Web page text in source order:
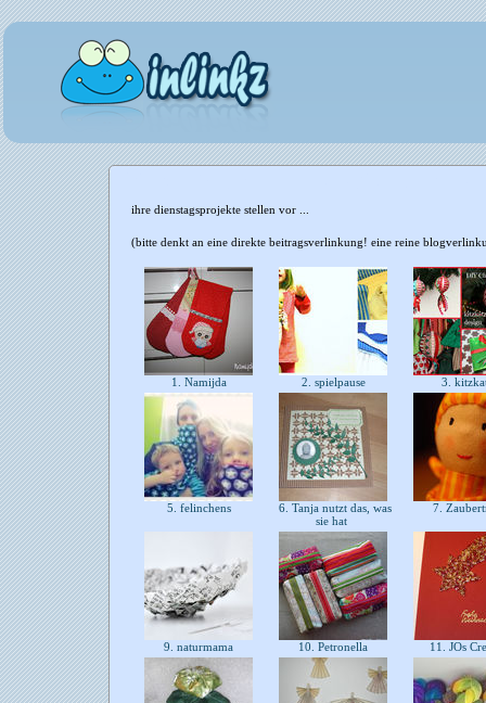
ihre dienstagsprojekte stellen vor ...
(bitte denkt an eine direkte beitragsverlinkung! eine reine
1. Namijda 2. spielpause 3.
5. felinchens
6. Tanja nutzt das, was
sie hat
7.
9. naturmama 10. Petronella 11. JOs